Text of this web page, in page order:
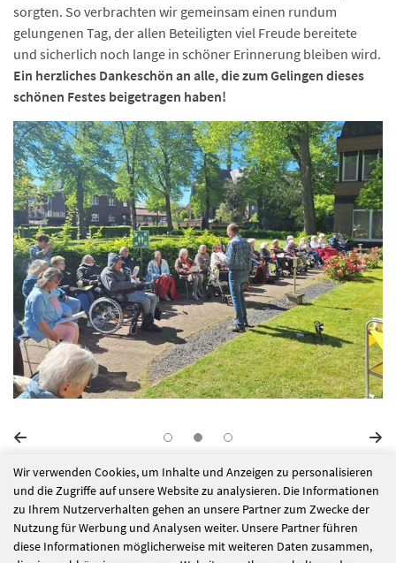
sorgten. So verbrachten wir gemeinsam einen rundum
gelungenen Tag, der allen Beteiligten viel Freude bereitete
und sicherlich noch lange in schöner Erinnerung bleiben wird.
Ein herzliches Dankeschön an alle, die zum Gelingen dieses
schönen Festes beigetragen haben!
alle Nachrichten
Wir verwenden Cookies, um Inhalte und Anzeigen zu personalisieren
und die Zugriffe auf unsere Website zu analysieren. Die Informationen
zu Ihrem Nutzerverhalten gehen an unsere Partner zum Zwecke der
Nutzung für Werbung und Analysen weiter. Unsere Partner führen
diese Informationen möglicherweise mit weiteren Daten zusammen,